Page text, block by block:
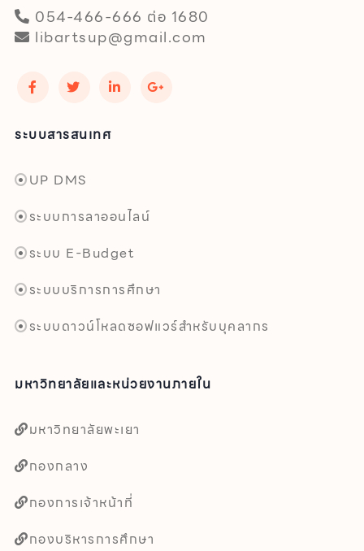
054-466-666 ต่อ 1680
libartsup@gmail.com
ระบบสารสนเทศ
UP DMS
ระบบการลาออนไลน์
ระบบ E-Budget
ระบบบริการการศึกษา
ระบบดาวน์โหลดซอฟแวร์สำหรับบุคลากร
มหาวิทยาลัยและหน่วยงานภายใน
มหาวิทยาลัยพะเยา
กองกลาง
กองการเจ้าหน้าที่
กองบริหารการศึกษา